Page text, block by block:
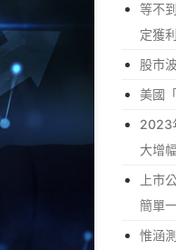
等不
定獲利
股市
美國
2023
大增
上市
簡單
惟涵